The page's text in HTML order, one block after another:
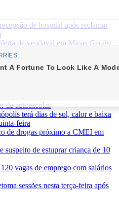
de hospital após reclamar
de vendaval em Minas Gerais;
para Divinópolis
elétrico e cair de oito
em academia
de cigarros contrabandeados e
perda de cerca de 100
de autoescolas
terá dias de sol, calor e baixa
feira
de drogas próximo a CMEI em
suspeito de estuprar criança de 10
vagas de emprego com salários
sessões nesta terça-feira após